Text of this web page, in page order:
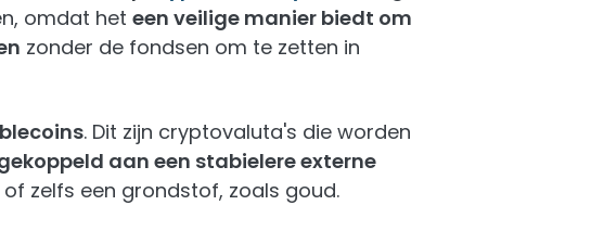
omdat het een veilige manier biedt om
zonder de fondsen om te zetten in
. Dit zijn cryptovaluta's die worden
aan een stabielere externe
zelfs een grondstof, zoals goud.